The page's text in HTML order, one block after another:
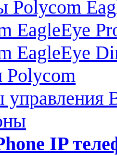
Polycom
EagleEye
EagleEye
Polycom
управления
IP